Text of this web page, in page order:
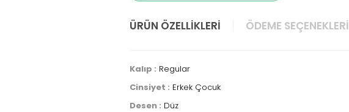
ÜRÜN ÖZELLIKLERI ÖDEME SEÇENEKLERI
Kalıp : Regular
Cinsiyet : Erkek Çocuk
Desen : Düz